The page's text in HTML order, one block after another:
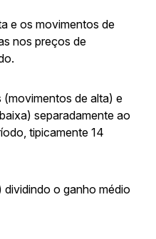
e os movimentos de
nos preços de
(movimentos de alta) e
separadamente ao
tipicamente 14
dividindo o ganho médio